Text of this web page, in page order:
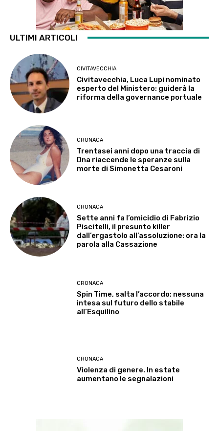
ULTIMI ARTICOLI
CIVITAVECCHIA
Civitavecchia, Luca Lupi nominato
esperto del Ministero: guiderà la
riforma della governance portuale
CRONACA
Trentasei anni dopo una traccia di
Dna riaccende le speranze sulla
morte di Simonetta Cesaroni
CRONACA
Sette anni fa l’omicidio di Fabrizio
Piscitelli, il presunto killer
dall’ergastolo all’assoluzione: ora la
parola alla Cassazione
CRONACA
Spin Time, salta l’accordo: nessuna
intesa sul futuro dello stabile
all’Esquilino
CRONACA
Violenza di genere. In estate
aumentano le segnalazioni